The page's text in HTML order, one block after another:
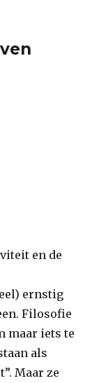
en de
ernstig
Filosofie
maar iets te
als
Maar ze